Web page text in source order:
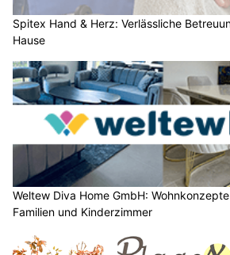
Spitex Hand & Herz: Verlässliche
Hause
Weltew Diva Home GmbH:
Familien und Kinderzimmer